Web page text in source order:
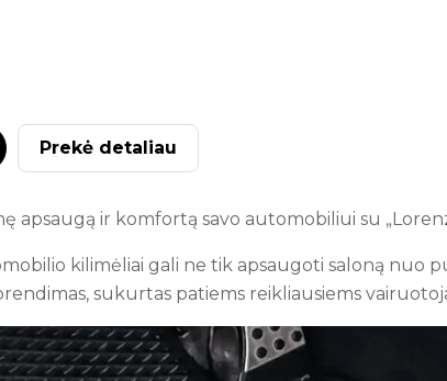
Prekė detaliau
apsaugą ir komfortą savo automobiliui su
kilimėliai gali ne tik apsaugoti saloną nuo
sukurtas patiems reikliausiems